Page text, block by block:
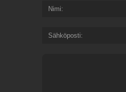
Nimi
Sähköposti